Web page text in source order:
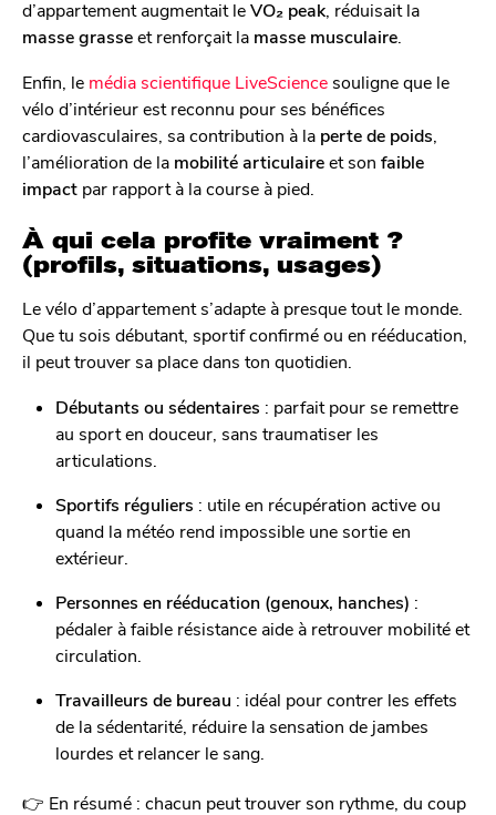
d’appartement augmentait leVO₂ peak, réduisait la
masse grasseet renforçait la masse musculaire.
Enfin, le média scientifique LiveSciencesouligne que le
vélo d’intérieur est reconnu pour ses bénéfices
cardiovasculaires, sa contribution à la perte de poids
l’amélioration de la mobilité articulaireet son faible
impact par rapport à la course à pied.
À qui cela profite vraiment ?
(profils, situations, usages)
Le vélo d’appartement s’adapte à presque tout le monde.
Que tu sois débutant, sportif confirmé ou en rééducation,
il peut trouver sa place dans ton quotidien.
Débutants ou sédentaires : parfait pour se remettre
au sport en douceur, sans traumatiser les
articulations.
Sportifs réguliers : utile en récupération active ou
quand la météo rend impossible une sortie en
extérieur.
Personnes en rééducation (genoux, hanches) :
pédaler à faible résistance aide à retrouver mobilité et
circulation.
Travailleurs de bureau : idéal pour contrer les effets
de la sédentarité, réduire la sensation de jambes
lourdes et relancer le sang.
👉 En résumé : chacun peut trouver son rythme, du coup